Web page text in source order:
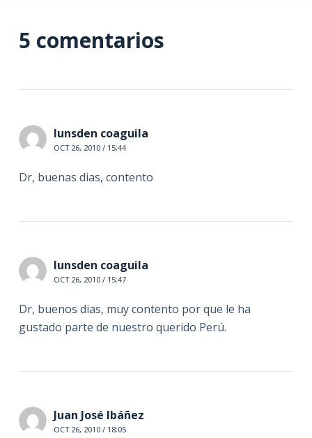
5 comentarios
lunsden coaguila
OCT 26, 2010 / 15:44
Dr, buenas dias, contento
lunsden coaguila
OCT 26, 2010 / 15:47
Dr, buenos dias, muy contento por que le ha
gustado parte de nuestro querido Perú.
Juan José Ibáñez
OCT 26, 2010 / 18:05